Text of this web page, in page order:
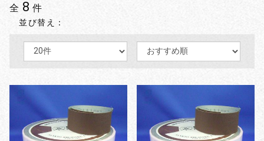
全 8 件
並び替え：